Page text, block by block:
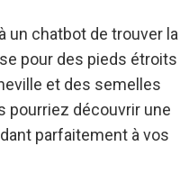
un chatbot de trouver la
pour des pieds étroits
et des semelles
pourriez découvrir une
parfaitement à vos